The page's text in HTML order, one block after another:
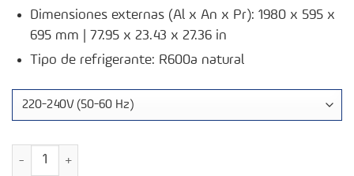
Dimensiones externas (Al x An x Pr): 1980 x 595 x
695 mm | 77.95 x 23.43 x 27.36 in
Tipo de refrigerante: R600a natural
Refrigerador de Farmacia P380 cantidad